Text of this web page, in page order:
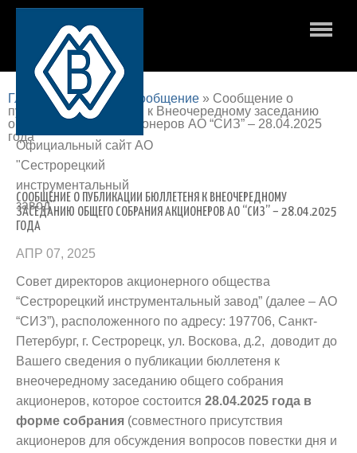
Официальный сайт АО
"Сестрорецкий
инструментальный
завод"
Главная страница Сообщение » Сообщение о
публикации бюллетеня к Внеочередному заседанию
общего собрания акционеров АО “СИЗ” – 28.04.2025
года
СООБЩЕНИЕ О ПУБЛИКАЦИИ БЮЛЛЕТЕНЯ К ВНЕОЧЕРЕДНОМУ
ЗАСЕДАНИЮ ОБЩЕГО СОБРАНИЯ АКЦИОНЕРОВ АО “СИЗ” – 28.04.2025
ГОДА
АПР 07, 2025
Совет директоров акционерного общества
“Сестрорецкий инструментальный завод” (далее – АО
“СИЗ”), расположенного по адресу: 197706, Санкт-
Петербург, г. Сестрорецк, ул. Воскова, д.2, доводит до
Вашего сведения о публикации бюллетеня к
внеочередному заседанию общего собрания
акционеров, которое состоится 28.04.2025 года в
форме собрания (совместного присутствия
акционеров для обсуждения вопросов повестки дня и